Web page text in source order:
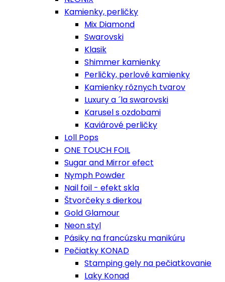
Kamienky, perličky
Mix Diamond
Swarovski
Klasik
Shimmer kamienky
Perličky, perlové kamienky
Kamienky rôznych tvarov
Luxury a ´la swarovski
Karusel s ozdobami
Kaviárové perličky
Loll Pops
ONE TOUCH FOIL
Sugar and Mirror efect
Nymph Powder
Nail foil - efekt skla
Štvorčeky s dierkou
Gold Glamour
Neon styl
Pásiky na francúzsku manikúru
Pečiatky KONAD
Stamping gely na pečiatkovanie
Laky Konad